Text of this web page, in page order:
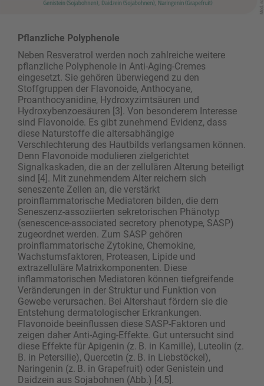
Pflanzliche Polyphenole
Neben Resveratrol werden noch zahlreiche weitere
pflanzliche Polyphenole in Anti-Aging-Cremes
eingesetzt. Sie gehören überwiegend zu den
Stoffgruppen der Flavonoide, Anthocyane,
Proanthocyanidine, ­Hydroxyzimtsäuren und
Hydroxybenzoesäuren [3]. Von besonderem Interesse
sind Flavonoide. Es gibt zunehmend Evidenz, dass
diese Naturstoffe die altersabhängige
Verschlechterung des Hautbilds verlangsamen können.
Denn Flavonoide modulieren zielgerichtet
Signalkaskaden, die an der zellulären Alterung beteiligt
sind [4]. Mit zunehmendem Alter reichern sich
seneszente Zellen an, die verstärkt
proinflammatorische Mediatoren bilden, die dem
Seneszenz-assoziierten sekretorischen Phänotyp
(senescence-associated secretory phenotype, SASP)
zugeordnet werden. Zum SASP gehören
proinflammatorische Zytokine, Chemokine,
Wachstumsfaktoren, Proteasen, Lipide und
extrazelluläre Matrixkomponenten. Diese
inflammatorischen Mediatoren können tiefgreifende
Veränderungen in der Struktur und Funktion von
Gewebe verursachen. Bei Altershaut fördern sie die
Entstehung dermatologischer Erkrankungen.
Flavonoide beeinflussen diese SASP-Faktoren und
zeigen daher Anti-Aging-Effekte. Gut untersucht sind
diese Effekte für Apigenin (z. B. in Kamille), Luteolin (z.
B. in Petersilie), Quercetin (z. B. in Liebstöckel),
Naringenin (z. B. in Grapefruit) oder Genistein und
Daidzein aus Sojabohnen (Abb.) [4,5].